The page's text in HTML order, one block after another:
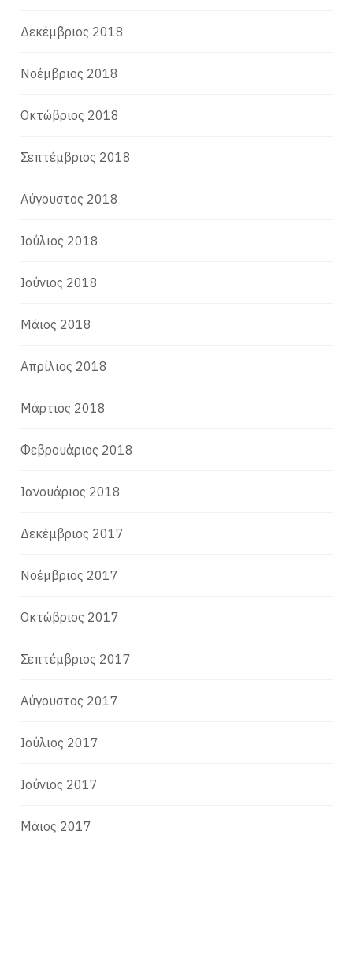
Δεκέμβριος 2018
Νοέμβριος 2018
Οκτώβριος 2018
Σεπτέμβριος 2018
Αύγουστος 2018
Ιούλιος 2018
Ιούνιος 2018
Μάιος 2018
Απρίλιος 2018
Μάρτιος 2018
Φεβρουάριος 2018
Ιανουάριος 2018
Δεκέμβριος 2017
Νοέμβριος 2017
Οκτώβριος 2017
Σεπτέμβριος 2017
Αύγουστος 2017
Ιούλιος 2017
Ιούνιος 2017
Μάιος 2017